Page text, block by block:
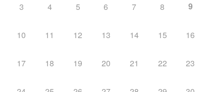
3 4 5 6 7 8 9
10 11 12 13 14 15 16
17 18 19 20 21 22 23